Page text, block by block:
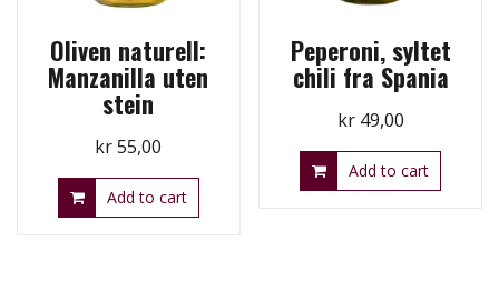
Oliven naturell:
Manzanilla uten
stein
kr55,00
Add to cart
Peperoni, syltet
chili fra Spania
kr49,00
Add to cart